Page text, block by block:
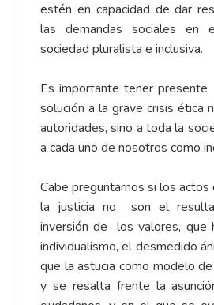
estén en capacidad de dar
las demandas sociales en
sociedad pluralista e inclusiva.
Es importante tener
solución a la grave crisis ética
autoridades, sino a toda la
a cada uno de nosotros como
Cabe preguntarnos si los
la justicia no son el
inversión de los valores, que
individualismo, el desmedido
que la astucia como modelo
y se resalta frente la